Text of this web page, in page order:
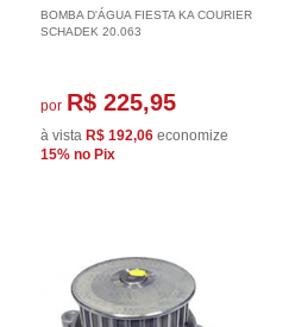
BOMBA D'ÁGUA FIESTA KA COURIER
SCHADEK 20.063
por R$ 225,95
à vista R$ 192,06 economize
15% no Pix